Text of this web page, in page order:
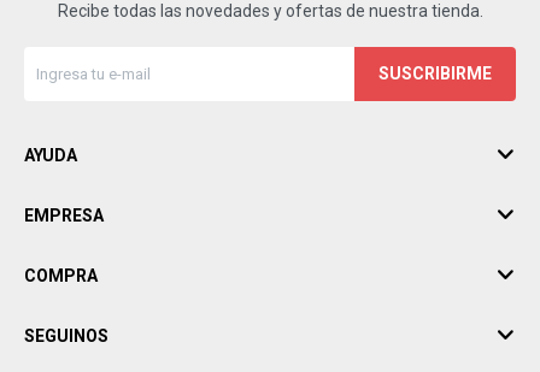
Recibe todas las novedades y ofertas de nuestra tienda.
SUSCRIBIRME
AYUDA
EMPRESA
COMPRA
SEGUINOS